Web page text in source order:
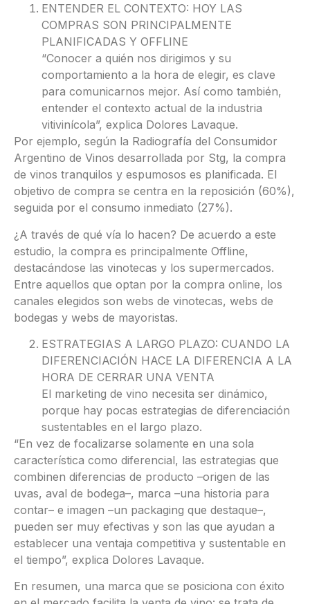
ENTENDER EL CONTEXTO: HOY LAS
COMPRAS SON PRINCIPALMENTE
PLANIFICADAS Y OFFLINE
“Conocer a quién nos dirigimos y su
comportamiento a la hora de elegir, es clave
para comunicarnos mejor. Así como también,
entender el contexto actual de la industria
vitivinícola”, explica Dolores Lavaque.
Por ejemplo, según la Radiografía del Consumidor
Argentino de Vinos desarrollada por Stg, la compra
de vinos tranquilos y espumosos es planificada. El
objetivo de compra se centra en la reposición (60%),
seguida por el consumo inmediato (27%).
¿A través de qué vía lo hacen? De acuerdo a este
estudio, la compra es principalmente Offline,
destacándose las vinotecas y los supermercados.
Entre aquellos que optan por la compra online, los
canales elegidos son webs de vinotecas, webs de
bodegas y webs de mayoristas.
ESTRATEGIAS A LARGO PLAZO: CUANDO LA
DIFERENCIACIÓN HACE LA DIFERENCIA A LA
HORA DE CERRAR UNA VENTA
El marketing de vino necesita ser dinámico,
porque hay pocas estrategias de diferenciación
sustentables en el largo plazo.
“En vez de focalizarse solamente en una sola
característica como diferencial, las estrategias que
combinen diferencias de producto –origen de las
uvas, aval de bodega–, marca –una historia para
contar– e imagen –un packaging que destaque–,
pueden ser muy efectivas y son las que ayudan a
establecer una ventaja competitiva y sustentable en
el tiempo”, explica Dolores Lavaque.
En resumen, una marca que se posiciona con éxito